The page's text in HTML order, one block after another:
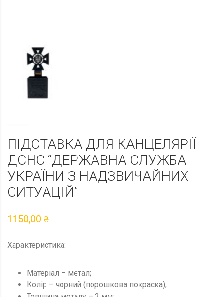
ПІДСТАВКА ДЛЯ КАНЦЕЛЯРІЇ
ДСНС “ДЕРЖАВНА СЛУЖБА
УКРАЇНИ З НАДЗВИЧАЙНИХ
СИТУАЦІЙ”
1150,00 ₴
Характеристика:
Матеріал – метал;
Колір – чорний (порошкова покраска);